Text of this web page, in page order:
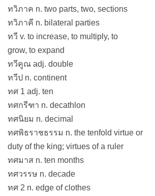
ทวิภาค n. two parts, two, sections
ทวิภาคี n. bilateral parties
ทวี v. to increase, to multiply, to
grow, to expand
ทวีคูณ adj. double
ทวีป n. continent
ทศ 1 adj. ten
ทศกรีฑา n. decathlon
ทศนิยม n. decimal
ทศพิธราชธรรม n. the tenfold virtue or
duty of the king; virtues of a ruler
ทศมาส n. ten months
ทศวรรษ n. decade
ทศ 2 n. edge of clothes